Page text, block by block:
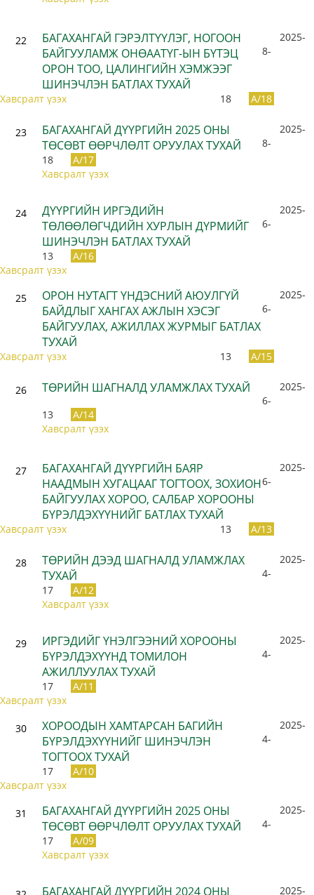
22
БАГАХАНГАЙ ГЭРЭЛТҮҮЛЭГ, НОГООН
БАЙГУУЛАМЖ ОНӨААТҮГ-ЫН БҮТЭЦ
ОРОН ТОО, ЦАЛИНГИЙН ХЭМЖЭЭГ
ШИНЭЧЛЭН БАТЛАХ ТУХАЙ
2025-
8-
18 A/18
Хавсралт үзэх
23
БАГАХАНГАЙ ДҮҮРГИЙН 2025 ОНЫ
ТӨСӨВТ ӨӨРЧЛӨЛТ ОРУУЛАХ ТУХАЙ
2025-
8-
18
A/17
Хавсралт үзэх
24
ДҮҮРГИЙН ИРГЭДИЙН
ТӨЛӨӨЛӨГЧДИЙН ХУРЛЫН ДҮРМИЙГ
ШИНЭЧЛЭН БАТЛАХ ТУХАЙ
2025-
6-
13
A/16
Хавсралт үзэх
25
ОРОН НУТАГТ ҮНДЭСНИЙ АЮУЛГҮЙ
БАЙДЛЫГ ХАНГАХ АЖЛЫН ХЭСЭГ
БАЙГУУЛАХ, АЖИЛЛАХ ЖУРМЫГ БАТЛАХ
ТУХАЙ
2025-
6-
13 A/15
Хавсралт үзэх
26 ТӨРИЙН ШАГНАЛД УЛАМЖЛАХ ТУХАЙ
2025-
6-
13
A/14
Хавсралт үзэх
27
БАГАХАНГАЙ ДҮҮРГИЙН БАЯР
НААДМЫН ХУГАЦААГ ТОГТООХ, ЗОХИОН
БАЙГУУЛАХ ХОРОО, САЛБАР ХОРООНЫ
БҮРЭЛДЭХҮҮНИЙГ БАТЛАХ ТУХАЙ
2025-
6-
13 A/13
Хавсралт үзэх
28
ТӨРИЙН ДЭЭД ШАГНАЛД УЛАМЖЛАХ
ТУХАЙ
2025-
4-
17
A/12
Хавсралт үзэх
29
ИРГЭДИЙГ ҮНЭЛГЭЭНИЙ ХОРООНЫ
БҮРЭЛДЭХҮҮНД ТОМИЛОН
АЖИЛЛУУЛАХ ТУХАЙ
2025-
4-
17
A/11
Хавсралт үзэх
30
ХОРООДЫН ХАМТАРСАН БАГИЙН
БҮРЭЛДЭХҮҮНИЙГ ШИНЭЧЛЭН
ТОГТООХ ТУХАЙ
2025-
4-
17
A/10
Хавсралт үзэх
31
БАГАХАНГАЙ ДҮҮРГИЙН 2025 ОНЫ
ТӨСӨВТ ӨӨРЧЛӨЛТ ОРУУЛАХ ТУХАЙ
2025-
4-
17
A/09
Хавсралт үзэх
БАГАХАНГАЙ ДҮҮРГИЙН 2024 ОНЫ
2025-